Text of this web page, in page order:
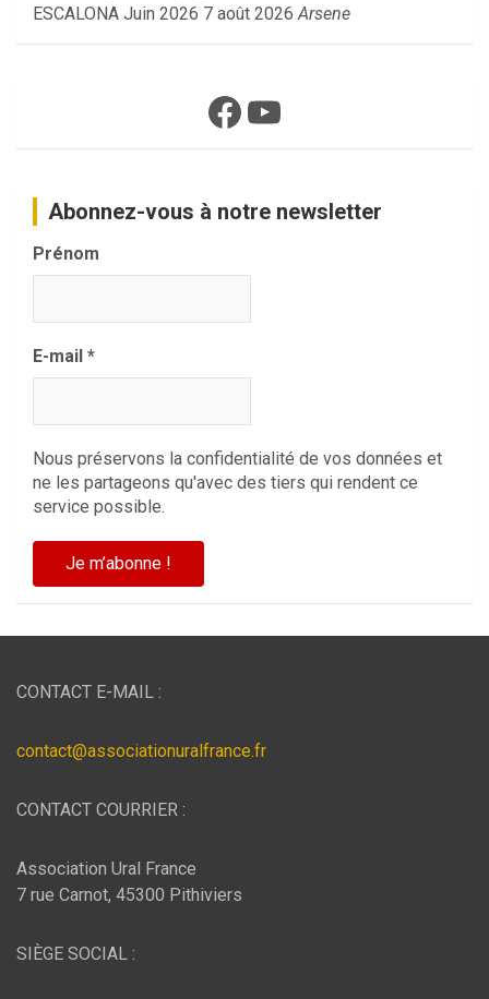
ESCALONA Juin 2026 7 août 2026 Arsene
Facebook
YouTube
Abonnez-vous à notre newsletter
Prénom
E-mail *
Nous préservons la confidentialité de vos données et
ne les partageons qu'avec des tiers qui rendent ce
service possible.
CONTACT E-MAIL :
contact@associationuralfrance.fr
CONTACT COURRIER :
Association Ural France
7 rue Carnot, 45300 Pithiviers
SIÈGE SOCIAL :